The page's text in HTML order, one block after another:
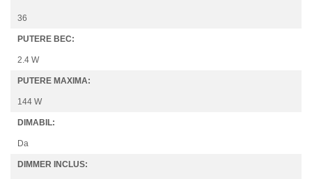
36
PUTERE BEC:
2.4 W
PUTERE MAXIMA:
144 W
DIMABIL:
Da
DIMMER INCLUS: